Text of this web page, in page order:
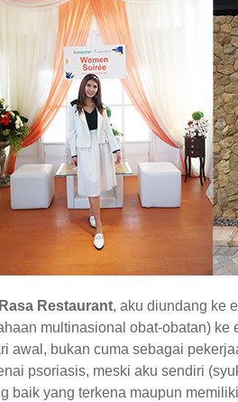
Restaurant, aku diundang ke
multinasional obat-obatan) ke
awal, bukan cuma sebagai
psoriasis, meski aku sendiri
baik yang terkena maupun